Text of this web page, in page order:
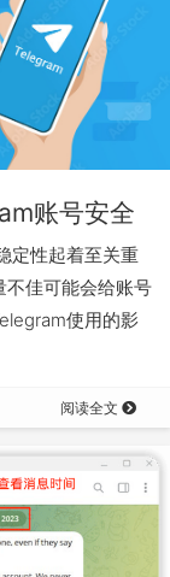
账号安全
定性起着至关重
不佳可能会给账号
使用的影
阅读全文